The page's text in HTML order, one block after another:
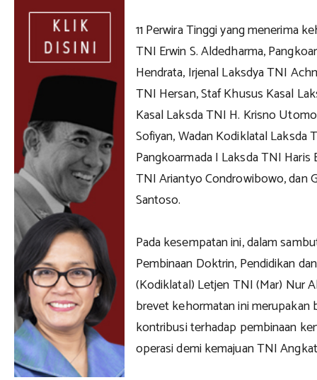
11 Perwira Tinggi yang menerima
TNI Erwin S. Aldedharma,
Hendrata, Irjenal Laksdya TNI
TNI Hersan, Staf Khusus Kasal
Kasal Laksda TNI H. Krisno
Sofiyan, Wadan Kodiklatal Laksda
Pangkoarmada I Laksda TNI
TNI Ariantyo Condrowibowo, dan
Santoso.
Pada kesempatan ini, dalam
Pembinaan Doktrin, Pendidikan
(Kodiklatal) Letjen TNI (Mar) Nur
brevet kehormatan ini
kontribusi terhadap pembinaan
operasi demi kemajuan TNI